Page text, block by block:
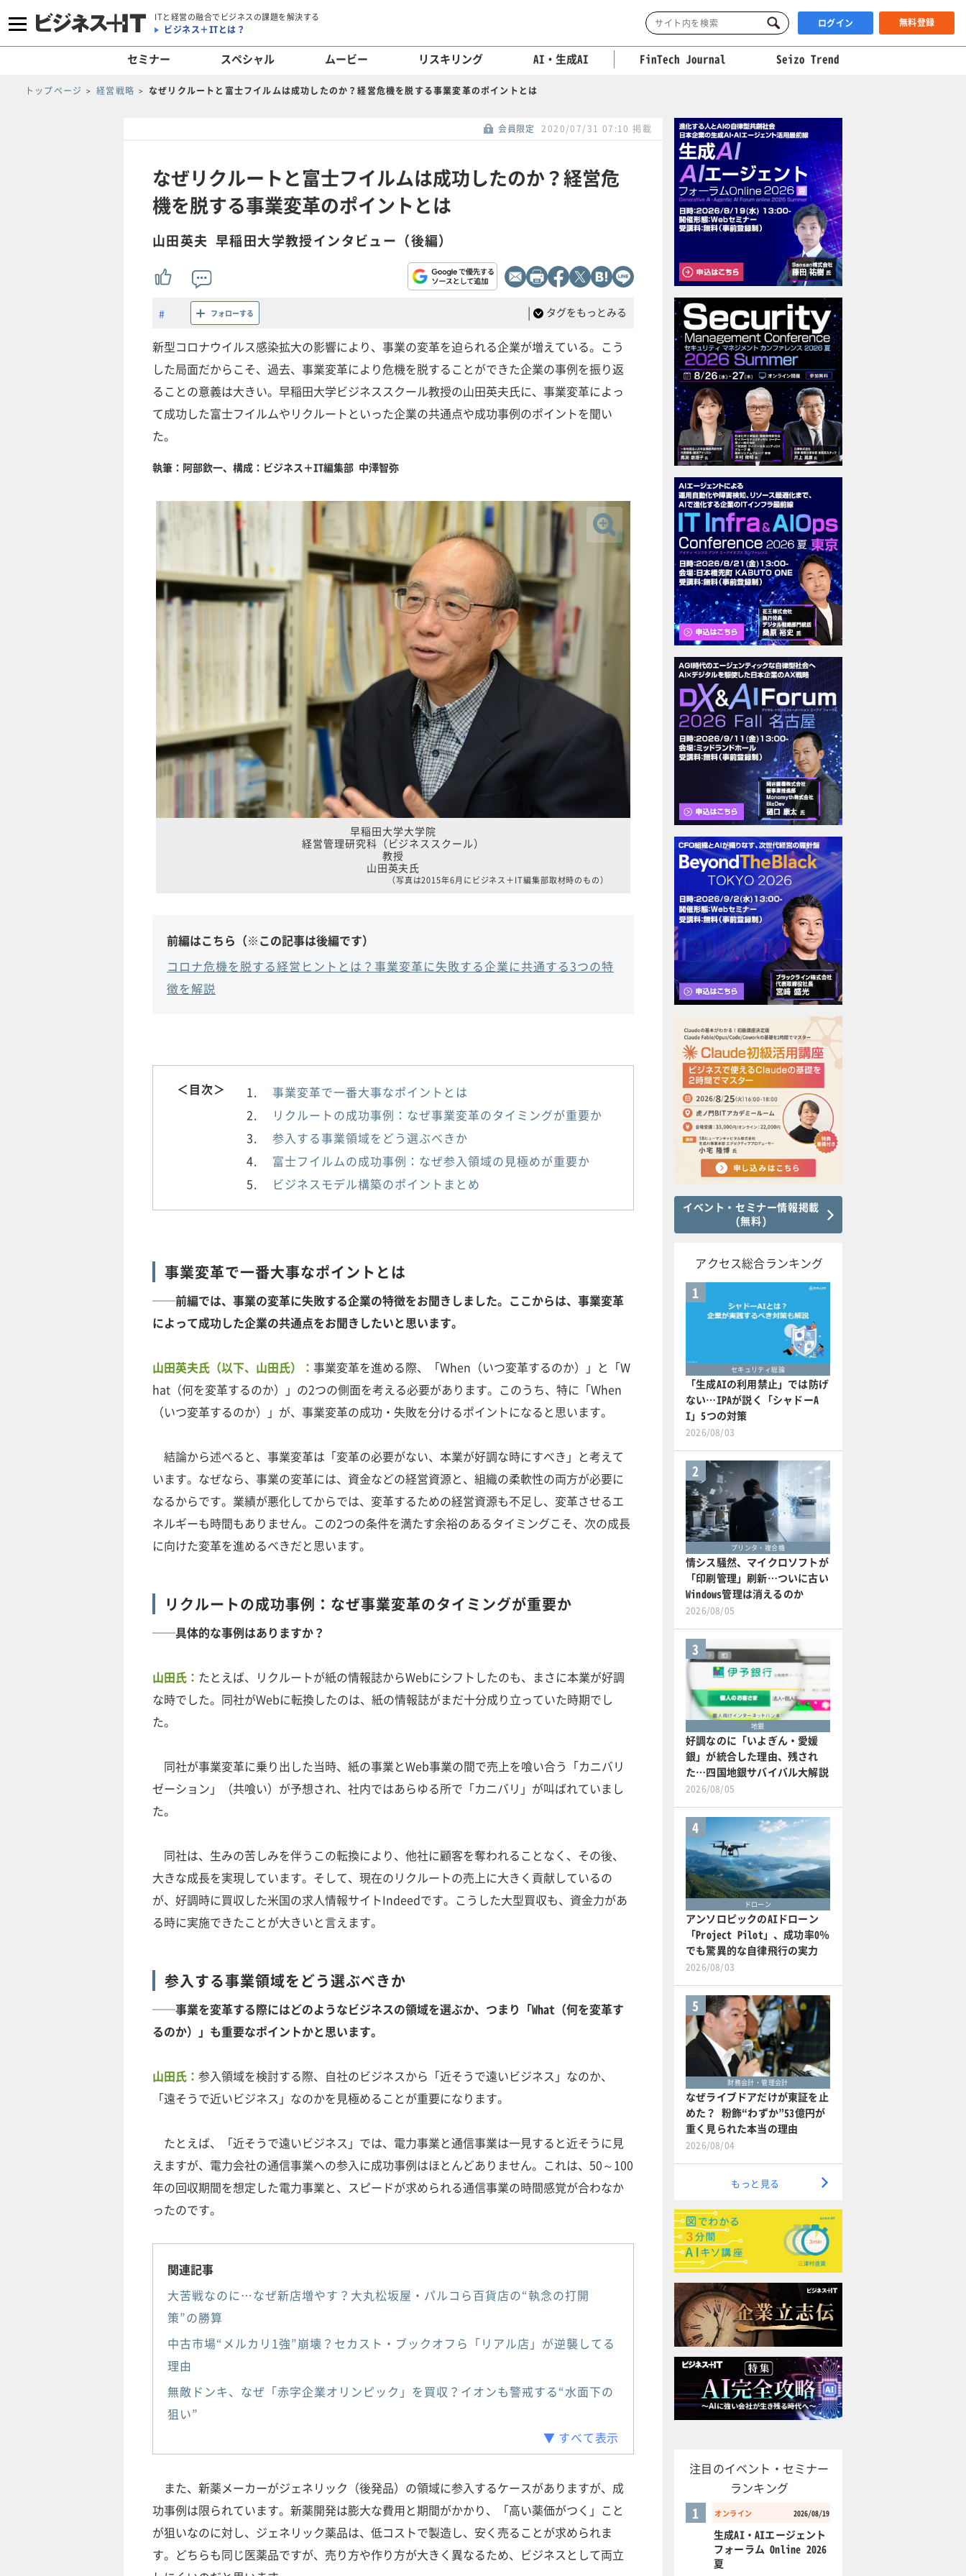
ITと経営の融合でビジネスの課題を解決する
ビジネス＋ITとは？ ログイン 無料登録
セミナー スペシャル ムービー リスキリング AI・生成AI FinTech Journal Seizo Trend
トップページ 経営戦略 なぜリクルートと富士フイルムは成功したのか？経営危機を脱する事業変革のポイントとは
会員限定 2020/07/31 07:10 掲載
なぜリクルートと富士フイルムは成功したのか？経営危
機を脱する事業変革のポイントとは
山田英夫 早稲田大学教授インタビュー（後編）
フォローする | タグをもっとみる
新型コロナウイルス感染拡大の影響により、事業の変革を迫られる企業が増えている。こう
した局面だからこそ、過去、事業変革により危機を脱することができた企業の事例を振り返
ることの意義は大きい。早稲田大学ビジネススクール教授の山田英夫氏に、事業変革によっ
て成功した富士フイルムやリクルートといった企業の共通点や成功事例のポイントを聞い
た。
執筆：阿部欽一、構成：ビジネス＋IT編集部 中澤智弥
早稲田大学大学院
経営管理研究科（ビジネススクール）
教授
山田英夫氏
（写真は2015年6月にビジネス＋IT編集部取材時のもの）
前編はこちら（※この記事は後編です）
コロナ危機を脱する経営ヒントとは？事業変革に失敗する企業に共通する3つの特
徴を解説
＜目次＞
事業変革で一番大事なポイントとは
リクルートの成功事例：なぜ事業変革のタイミングが重要か
参入する事業領域をどう選ぶべきか
富士フイルムの成功事例：なぜ参入領域の見極めが重要か
ビジネスモデル構築のポイントまとめ
事業変革で一番大事なポイントとは
──前編では、事業の変革に失敗する企業の特徴をお聞きしました。ここからは、事業変革
によって成功した企業の共通点をお聞きしたいと思います。
山田英夫氏（以下、山田氏）： 事業変革を進める際、「When（いつ変革するのか）」と「W
hat（何を変革するのか）」の2つの側面を考える必要があります。このうち、特に「When
（いつ変革するのか）」が、事業変革の成功・失敗を分けるポイントになると思います。
結論から述べると、事業変革は「変革の必要がない、本業が好調な時にすべき」と考えて
います。なぜなら、事業の変革には、資金などの経営資源と、組織の柔軟性の両方が必要に
なるからです。業績が悪化してからでは、変革するための経営資源も不足し、変革させるエ
ネルギーも時間もありません。この2つの条件を満たす余裕のあるタイミングこそ、次の成長
に向けた変革を進めるべきだと思います。
リクルートの成功事例：なぜ事業変革のタイミングが重要か
──具体的な事例はありますか？
山田氏： たとえば、リクルートが紙の情報誌からWebにシフトしたのも、まさに本業が好調
な時でした。同社がWebに転換したのは、紙の情報誌がまだ十分成り立っていた時期でし
た。
同社が事業変革に乗り出した当時、紙の事業とWeb事業の間で売上を喰い合う「カニバリ
ゼーション」（共喰い）が予想され、社内ではあらゆる所で「カニバリ」が叫ばれていまし
た。
同社は、生みの苦しみを伴うこの転換により、他社に顧客を奪われることなく、その後、
大きな成長を実現しています。そして、現在のリクルートの売上に大きく貢献しているの
が、好調時に買収した米国の求人情報サイトIndeedです。こうした大型買収も、資金力があ
る時に実施できたことが大きいと言えます。
参入する事業領域をどう選ぶべきか
──事業を変革する際にはどのようなビジネスの領域を選ぶか、つまり「What（何を変革す
るのか）」も重要なポイントかと思います。
山田氏： 参入領域を検討する際、自社のビジネスから「近そうで遠いビジネス」なのか、
「遠そうで近いビジネス」なのかを見極めることが重要になります。
たとえば、「近そうで遠いビジネス」では、電力事業と通信事業は一見すると近そうに見
えますが、電力会社の通信事業への参入に成功事例はほとんどありません。これは、50～100
年の回収期間を想定した電力事業と、スピードが求められる通信事業の時間感覚が合わなか
ったのです。
関連記事
大苦戦なのに…なぜ新店増やす？大丸松坂屋・パルコら百貨店の“執念の打開
策”の勝算
中古市場“メルカリ1強”崩壊？セカスト・ブックオフら「リアル店」が逆襲してる
理由
無敵ドンキ、なぜ「赤字企業オリンピック」を買収？イオンも警戒する“水面下の
狙い”
▼ すべて表示
また、新薬メーカーがジェネリック（後発品）の領域に参入するケースがありますが、成
功事例は限られています。新薬開発は膨大な費用と期間がかかり、「高い薬価がつく」こと
が狙いなのに対し、ジェネリック薬品は、低コストで製造し、安く売ることが求められま
す。どちらも同じ医薬品ですが、売り方や作り方が大きく異なるため、ビジネスとして両立
イベント・セミナー情報掲載
(無料)
アクセス総合ランキング
1
セキュリティ総論
「生成AIの利用禁止」では防げ
ない…IPAが説く「シャドーA
I」5つの対策
2026/08/03
2
プリンタ・複合機
情シス騒然、マイクロソフトが
「印刷管理」刷新…ついに古い
Windows管理は消えるのか
2026/08/05
3
地銀
好調なのに「いよぎん・愛媛
銀」が統合した理由、残され
た…四国地銀サバイバル大解説
2026/08/05
4
ドローン
アンソロピックのAIドローン
「Project Pilot」、成功率0％
でも驚異的な自律飛行の実力
2026/08/03
5
財務会計・管理会計
なぜライブドアだけが東証を止
めた？ 粉飾“わずか”53億円が
重く見られた本当の理由
2026/08/04
もっと見る
注目のイベント・セミナー
ランキング
オンライン 2026/08/19
1
生成AI・AIエージェント
フォーラム Online 2026
夏